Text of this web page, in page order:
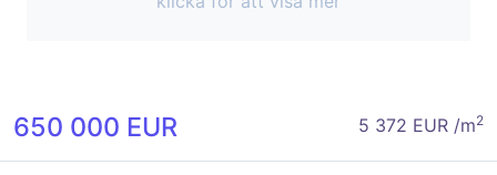
650 000 EUR 5 372 EUR /m2